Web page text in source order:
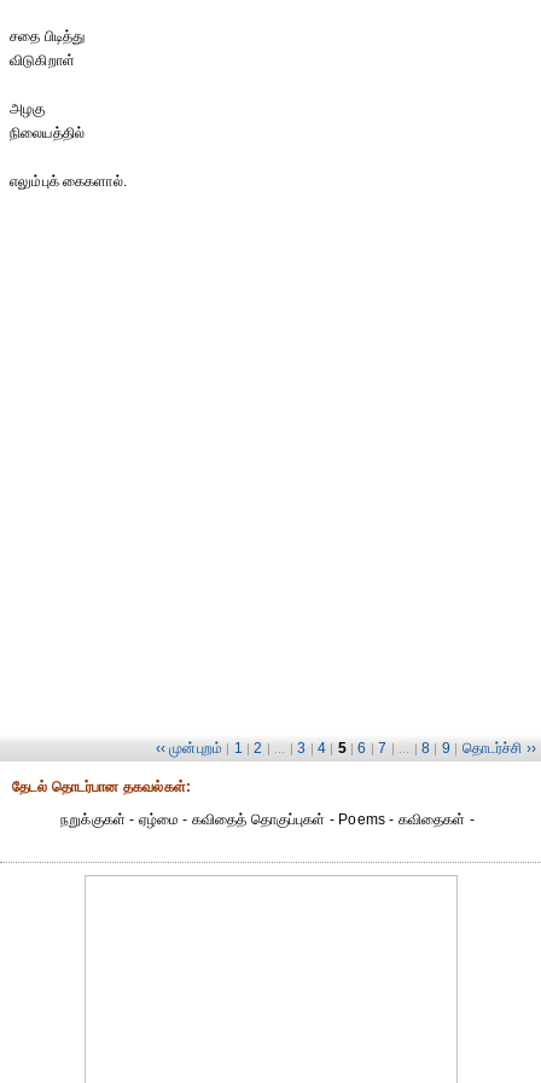
சதை பிடித்து
விடுகிறாள்
அழகு
நிலையத்தில்
எலும்புக் கைகளால்.
‹‹ முன்புறம் | 1 | 2 | ... | 3 | 4 | 5 | 6 | 7 | ... | 8 | 9 | தொடர்ச்சி ››
தேட‌ல் தொட‌ர்பான தகவ‌ல்க‌ள்:
நறுக்குகள் - ஏழ்மை - கவிதைத் தொகுப்புகள் - Poems - கவிதைகள் -